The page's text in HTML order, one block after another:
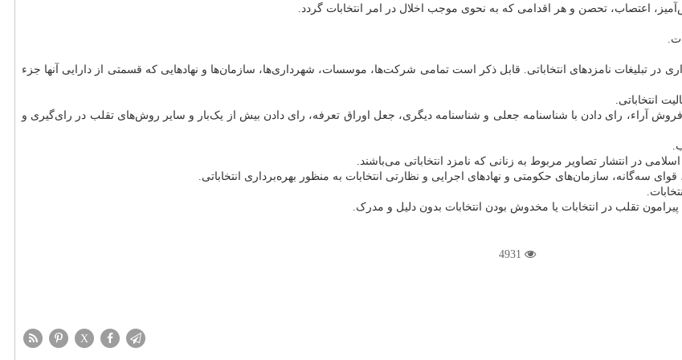
در تبلیغات نامزدهای انتخاباتی. قابل ذکر است تمامی شرکت‌ها‌، موسسات‌، شهرداری‌ها‌، سازمان‌ها و نهادهایی که قسمتی از دارایی آنها جزء
فروش آراء‌، رای دادن با شناسنامه جعلی و شناسنامه دیگری‌، جعل اوراق تعرفه‌، رای دادن بیش از یک‌بار و سایر روش‌های تقلب در رای‌گیری و
X